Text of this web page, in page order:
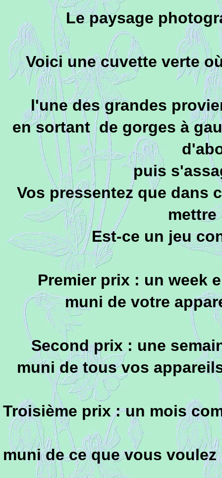
Le paysage
Voici une cuvette verte
l'une des grandes
en sortant de gorges à
puis
Vos pressentez que dans
mettre
Est-ce un jeu
Premier prix : un week
muni de votre
Second prix : une
muni de tous vos
Troisième prix : un mois
muni de ce que vous